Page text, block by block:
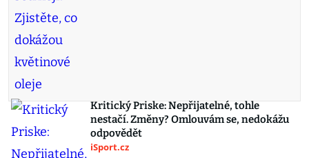
Kritický Priske: Nepřijatelné, tohle
nestačí. Změny? Omlouvám se, nedokážu
odpovědět
iSport.cz